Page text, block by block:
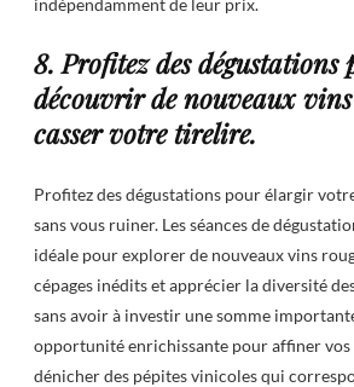
8. Profitez des dégustations
découvrir de nouveaux vins
casser votre tirelire.
Profitez des dégustations pour élargir
sans vous ruiner. Les séances de
idéale pour explorer de nouveaux vins
cépages inédits et apprécier la diversité
sans avoir à investir une somme
opportunité enrichissante pour affiner vos
dénicher des pépites vinicoles qui